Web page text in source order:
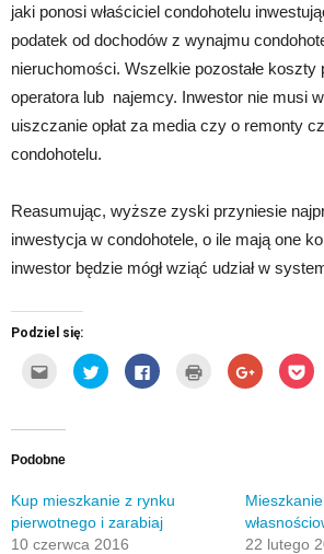
jaki ponosi właściciel condohotelu
podatek od dochodów z wynajmu
nieruchomości. Wszelkie pozostałe koszty
operatora lub najemcy. Inwestor nie musi
uiszczanie opłat za media czy o remonty
condohotelu.
Reasumując, wyższe zyski przyniesie
inwestycja w condohotele, o ile mają one
inwestor będzie mógł wziąć udział w
Podziel się:
Kliknij,
wysłać
znajomego
e-
w
nowym
oknie)
Udostępnij
na
Twitterze(Otwiera
Click
to
Kliknij Click
to
share
to
Podobne
Kup mieszkanie z rynku
pierwotnego i zarabiaj
10 czerwca 2016
22 lutego